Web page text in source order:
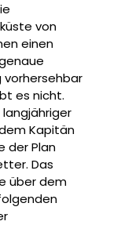
von
einen
vorhersehbar
es nicht.
Kapitän
der Plan
Das
über dem